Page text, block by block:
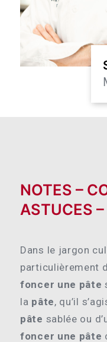
NOTES –
ASTUCES
Dans le jargon
particulièrement
foncer une pâte
la pâte, qu’il
pâte sablée ou
foncer une pâte